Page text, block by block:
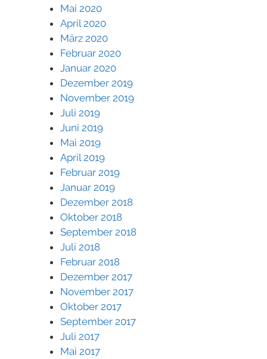
Mai 2020
April 2020
März 2020
Februar 2020
Januar 2020
Dezember 2019
November 2019
Juli 2019
Juni 2019
Mai 2019
April 2019
Februar 2019
Januar 2019
Dezember 2018
Oktober 2018
September 2018
Juli 2018
Februar 2018
Dezember 2017
November 2017
Oktober 2017
September 2017
Juli 2017
Mai 2017